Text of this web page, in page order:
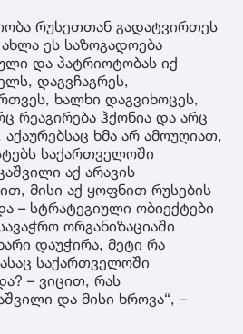
რუსეთთან გადატვირთეს
ეს საზოგადოება
და პატრიოტობას იქ
დაგვჩაგრეს,
ხალხი დაგვიხოცეს,
რეაგირება ჰქონია და არც
აქაურებსაც ხმა არ ამოუღიათ,
საქართველოში
აქ არავის
მისი აქ ყოფნით რუსების
– სტრატეგიული ობიექტები
ორგანიზაციაში
დაუჭირა, მეტი რა
საქართველოში
– ვიცით, რას
და მისი ხროვა“, –